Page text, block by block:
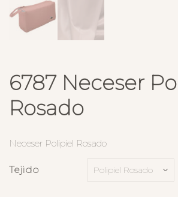
6787 Neceser
Rosado
Neceser Polipiel Rosado
Tejido